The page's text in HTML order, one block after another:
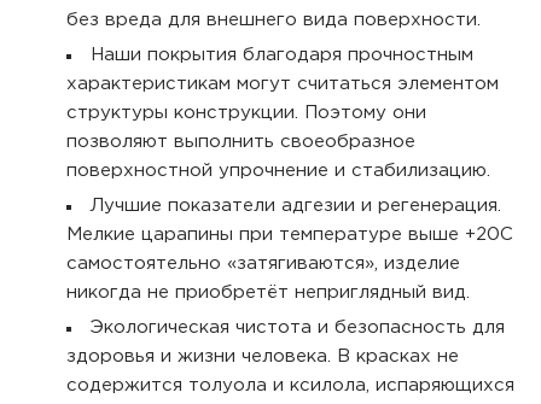
без вреда для внешнего вида поверхности.
Наши покрытия благодаря прочностным
характеристикам могут считаться элементом
структуры конструкции. Поэтому они
позволяют выполнить своеобразное
поверхностной упрочнение и стабилизацию.
Лучшие показатели адгезии и регенерация.
Мелкие царапины при температуре выше +20С
самостоятельно «затягиваются», изделие
никогда не приобретёт неприглядный вид.
Экологическая чистота и безопасность для
здоровья и жизни человека. В красках не
содержится толуола и ксилола, испаряющихся